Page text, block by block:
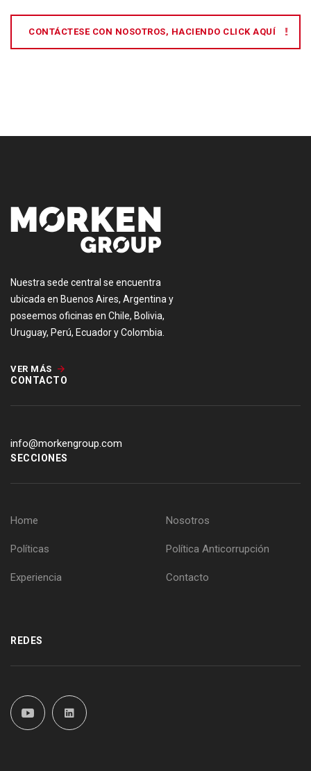
CONTÁCTESE CON NOSOTROS, HACIENDO CLICK AQUÍ
Nuestra sede central se encuentra
ubicada en Buenos Aires, Argentina y
poseemos oficinas en Chile, Bolivia,
Uruguay, Perú, Ecuador y Colombia.
VER MÁS
CONTACTO
info@morkengroup.com
SECCIONES
Home Nosotros
Políticas Política Anticorrupción
Experiencia Contacto
REDES